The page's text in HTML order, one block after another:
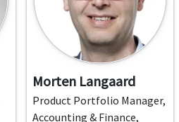
Morten Langaard
Product Portfolio Manager,
Accounting & Finance,